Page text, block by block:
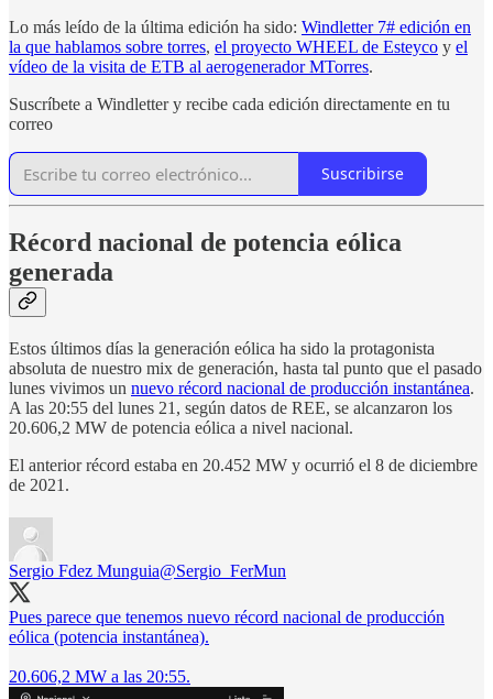
Lo más leído de la última edición ha sido: Windletter 7# edición en
la que hablamos sobre torres, el proyecto WHEEL de Esteyco y el
vídeo de la visita de ETB al aerogenerador MTorres.
Suscríbete a Windletter y recibe cada edición directamente en tu
correo
Suscribirse
Récord nacional de potencia eólica
generada
Estos últimos días la generación eólica ha sido la protagonista
absoluta de nuestro mix de generación, hasta tal punto que el pasado
lunes vivimos un nuevo récord nacional de producción instantánea.
A las 20:55 del lunes 21, según datos de REE, se alcanzaron los
20.606,2 MW de potencia eólica a nivel nacional.
El anterior récord estaba en 20.452 MW y ocurrió el 8 de diciembre
de 2021.
Sergio Fdez Munguia@Sergio_FerMun
Pues parece que tenemos nuevo récord nacional de producción
eólica (potencia instantánea).
20.606,2 MW a las 20:55.